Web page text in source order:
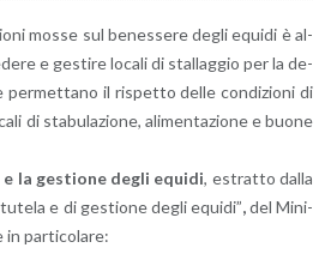
mosse sul be­nes­se­re degli equi­di è al­
e ge­sti­re lo­ca­li di stal­lag­gio per la de­
per­met­ta­no il ri­spet­to delle con­di­zio­ni di
di sta­bu­la­zio­ne, ali­men­ta­zio­ne e buone
la ge­stio­ne degli equi­di, estrat­to dalla
e di ge­stio­ne degli equi­di”,del Mi­ni­
in par­ti­co­la­re: